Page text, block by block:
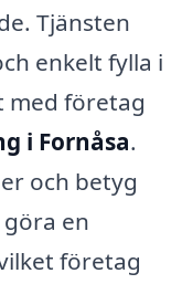
Tjänsten
enkelt fylla i
med företag
i Fornåsa.
och betyg
en
företag